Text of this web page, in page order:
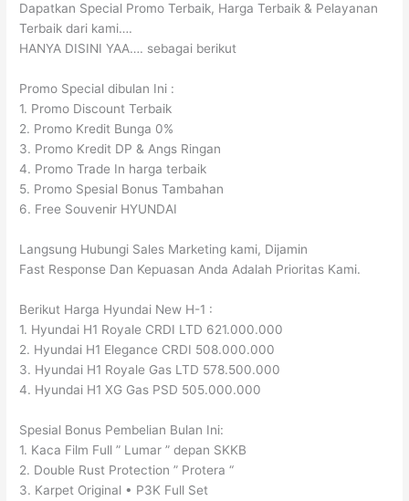
Dapatkan Special Promo Terbaik, Harga Terbaik & Pelayanan
Terbaik dari kami….
HANYA DISINI YAA…. sebagai berikut
Promo Special dibulan Ini :
1. Promo Discount Terbaik
2. Promo Kredit Bunga 0%
3. Promo Kredit DP & Angs Ringan
4. Promo Trade In harga terbaik
5. Promo Spesial Bonus Tambahan
6. Free Souvenir HYUNDAI
Langsung Hubungi Sales Marketing kami, Dijamin
Fast Response Dan Kepuasan Anda Adalah Prioritas Kami.
Berikut Harga Hyundai New H-1 :
1. Hyundai H1 Royale CRDI LTD 621.000.000
2. Hyundai H1 Elegance CRDI 508.000.000
3. Hyundai H1 Royale Gas LTD 578.500.000
4. Hyundai H1 XG Gas PSD 505.000.000
Spesial Bonus Pembelian Bulan Ini:
1. Kaca Film Full ” Lumar ” depan SKKB
2. Double Rust Protection ” Protera “
3. Karpet Original • P3K Full Set